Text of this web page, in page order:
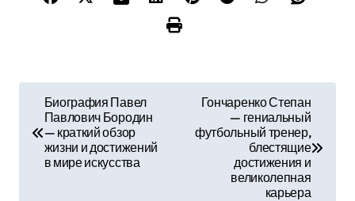
Биография Павел
Павлович Бородин
— краткий обзор
жизни и достижений
в мире искусства
Гончаренко Степан
— гениальный
футбольный тренер,
блестящие
достижения и
великолепная
карьера